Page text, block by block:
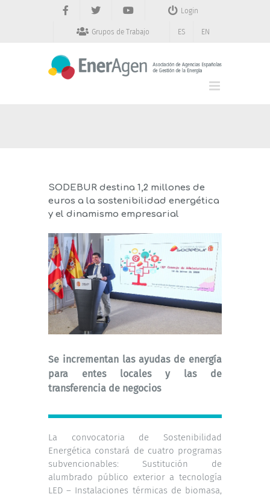
Login
Grupos de Trabajo ES EN
SODEBUR destina 1,2 millones de
euros a la sostenibilidad energética
y el dinamismo empresarial
Se incrementan las ayudas de energía
para entes locales y las de
transferencia de negocios
La convocatoria de Sostenibilidad
Energética constará de cuatro programas
subvencionables: Sustitución de
alumbrado público exterior a tecnología
LED – Instalaciones térmicas de biomasa,